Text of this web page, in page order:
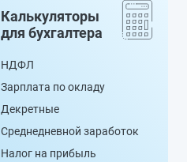
Калькуляторы
для бухгалтера
НДФЛ
Зарплата по окладу
Декретные
Среднедневной заработок
Налог на прибыль